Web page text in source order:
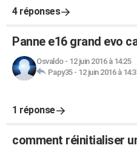
4 réponses
Panne e16 grand evo
Osvaldo- 12 juin 2016 à 14:25
Papy35- 12 juin 2016 à
1 réponse
comment réinitialiser